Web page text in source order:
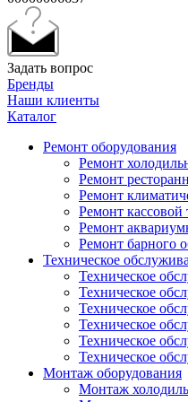
Задать вопрос
Бренды
Наши клиенты
Каталог
Ремонт оборудования
Ремонт
Ремонт
Ремонт
Ремонт кассовой
Ремонт
Ремонт барного
Техническое
Техническое
Техническое
Техническое
Техническое
Техническое
Техническое
Монтаж оборудования
Монтаж